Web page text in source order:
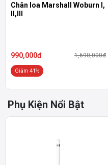
Chân loa Marshall Woburn I,
II,III
990,000đ 1,690,000đ
Giảm 41%
Phụ Kiện Nổi Bật